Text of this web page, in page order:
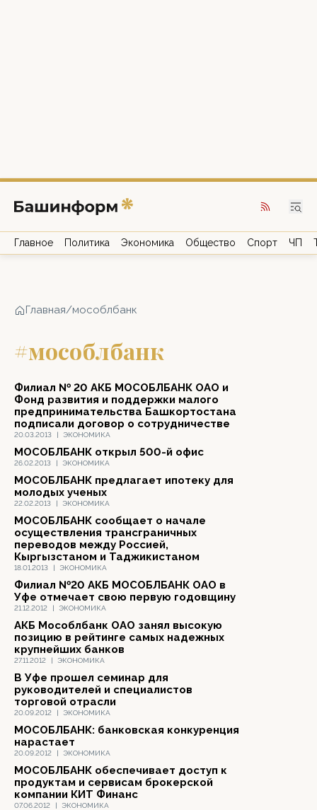
Главное Политика Экономика Общество Спорт ЧП
Главная/мособлбанк
#мособлбанк
20.03.2013 | ЭКОНОМИКА
Филиал № 20 АКБ МОСОБЛБАНК ОАО и
Фонд развития и поддержки малого
предпринимательства Башкортостана
подписали договор о сотрудничестве
26.02.2013 | ЭКОНОМИКА
МОСОБЛБАНК открыл 500-й офис
22.02.2013 | ЭКОНОМИКА
МОСОБЛБАНК предлагает ипотеку для
молодых ученых
18.01.2013 | ЭКОНОМИКА
МОСОБЛБАНК сообщает о начале
осуществления трансграничных
переводов между Россией,
Кыргызстаном и Таджикистаном
21.12.2012 | ЭКОНОМИКА
Филиал №20 АКБ МОСОБЛБАНК ОАО в
Уфе отмечает свою первую годовщину
27.11.2012 | ЭКОНОМИКА
АКБ Мособлбанк ОАО занял высокую
позицию в рейтинге самых надежных
крупнейших банков
20.09.2012 | ЭКОНОМИКА
В Уфе прошел семинар для
руководителей и специалистов
торговой отрасли
20.09.2012 | ЭКОНОМИКА
МОСОБЛБАНК: банковская конкуренция
нарастает
07.06.2012 | ЭКОНОМИКА
МОСОБЛБАНК обеспечивает доступ к
продуктам и сервисам брокерской
компании КИТ Финанс